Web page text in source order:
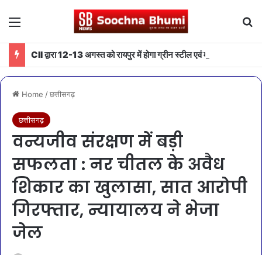
Menu
Home /छत्तीसगढ़
छत्तीसगढ़
वन्यजीव संरक्षण में बड़ी
सफलता : नर चीतल के अवैध
शिकार का खुलासा, सात आरोपी
गिरफ्तार, न्यायालय ने भेजा
जेल